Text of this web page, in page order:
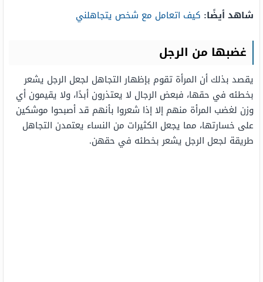
شاهد أيضًا: كيف اتعامل مع شخص يتجاهلني
غضبها من الرجل
يقصد بذلك أن المرأة تقوم بإظهار التجاهل لجعل الرجل يشعر
بخطئه في حقها، فبعض الرجال لا يعتذرون أبدًا، ولا يقيمون أي
وزن لغضب المرأة منهم إلا إذا شعروا بأنهم قد أصبحوا موشكين
على خسارتها، مما يجعل الكثيرات من النساء يعتمدن التجاهل
طريقة لجعل الرجل يشعر بخطئه في حقهن.